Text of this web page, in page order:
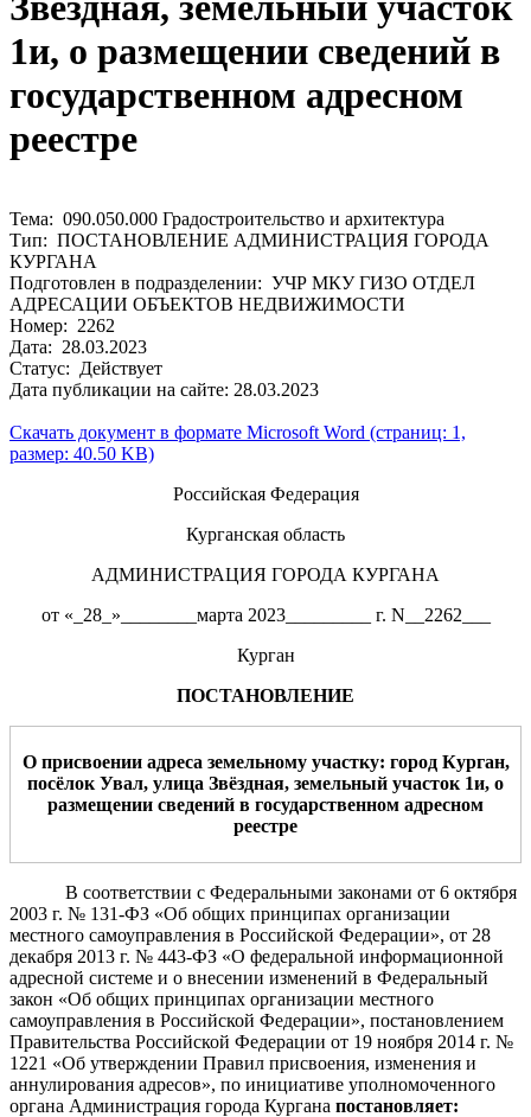
1и, о размещении сведений в
государственном адресном
реестре
Тема: 090.050.000 Градостроительство и архитектура
Тип: ПОСТАНОВЛЕНИЕ АДМИНИСТРАЦИЯ ГОРОДА
КУРГАНА
Подготовлен в подразделении: УЧР МКУ ГИЗО ОТДЕЛ
АДРЕСАЦИИ ОБЪЕКТОВ НЕДВИЖИМОСТИ
Номер: 2262
Дата: 28.03.2023
Статус: Действует
Дата публикации на сайте: 28.03.2023
Скачать документ в формате Microsoft Word (страниц: 1,
размер: 40.50 KB)
Российская Федерация
Курганская область
АДМИНИСТРАЦИЯ ГОРОДА КУРГАНА
от «_28_»________марта 2023_________ г. N__2262___
Курган
ПОСТАНОВЛЕНИЕ
О присвоении адреса земельному участку: город Курган,
посёлок Увал, улица Звёздная, земельный участок 1и, о
размещении сведений в государственном адресном
реестре
В соответствии с Федеральными законами от 6 октября
2003 г. № 131-ФЗ «Об общих принципах организации
местного самоуправления в Российской Федерации», от 28
декабря 2013 г. № 443-ФЗ «О федеральной информационной
адресной системе и о внесении изменений в Федеральный
закон «Об общих принципах организации местного
самоуправления в Российской Федерации», постановлением
Правительства Российской Федерации от 19 ноября 2014 г. №
1221 «Об утверждении Правил присвоения, изменения и
аннулирования адресов», по инициативе уполномоченного
органа Администрация города Кургана постановляет: